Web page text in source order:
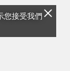
您接受我們